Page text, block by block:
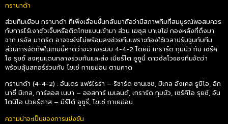
กรานาด้า
ส่วนทีมเยือน กรานาด้า ที่เพิ่งเลื่อนชั้นกลับมาถือว่ามีสภาพทีมที่สมบูรณ์พอสมควร
กับการไร้เงาตัวเจ็บหรือติดโทษแบนเข้ามา ส่วน เฆซุส บาเยโฆ่ กองหลังที่ดึงมา
จาก เรอัล มาดริด อาจจะยังไม่พร้อมลงช่วยทีมเพราะต้องใช้เวลาปรับจูนกับทีม
ส่วนการจัดทัพในเกมนี้คาดว่าจะวางระบบ 4-4-2 โดยมี เกราร์ด กุมบัว กับ เซร์คิ
โอ รุยซ์ ลงคุมแดนกลางร่วมกันและส่ง เมียร์โต อูซูนี่ ดาวซัลโวของทีมจัดว่า
พร้อมลุ้นสกอร์ร่วมกับ โฆเซ่ กาเยฆ่อน ตามคาด
กรานาด้า (4-4-2) : อันเดร แฟร์ไรร่า – ริชาร์ด ซานเชซ, มิเกล อังเคล รูบิโอ, อิก
นาซี่ มิเกล, การ์ลอส เนบา – ออสการ์ เมเลนด้, เกราร์ด กุมบัว, เซร์คิโอ รุยซ์, อัน
โตนิโอ ปวยร์ตาส – มีร์โต้ อูซูรี่, โฆเซ่ กาเยฆ่อน
ความน่าจะเป็นของการแข่งขัน